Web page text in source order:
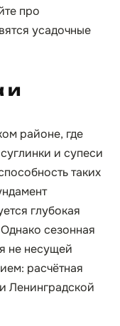
про
усадочные
и
районе, где
и супеси
таких
глубокая
сезонная
не несущей
расчётная
Ленинградской